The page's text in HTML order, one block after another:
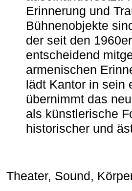
Erinnerung und
Bühnenobjekte
der seit den
entscheidend
armenischen
lädt Kantor in sein
übernimmt das
als künstlerische
historischer und
Theater, Sound,